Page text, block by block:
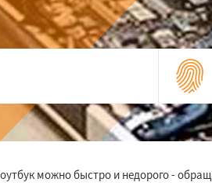
можно быстро и недорого -